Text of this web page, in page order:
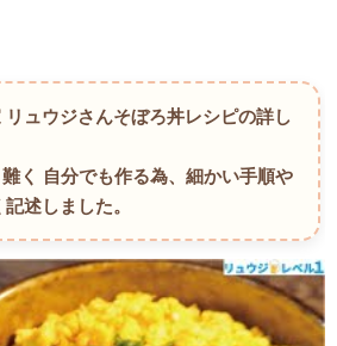
ュウジさんそぼろ丼レシピの詳し
く 自分でも作る為、細かい手順や
述しました。